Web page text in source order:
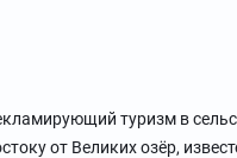
туризм в
от Великих озёр,